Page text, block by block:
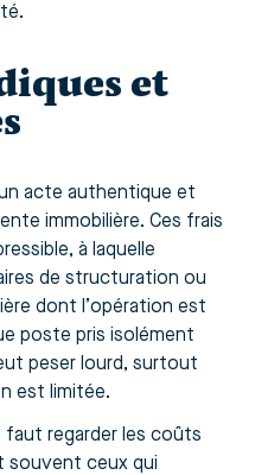
et
acte authentique et
immobilière. Ces frais
à laquelle
de structuration ou
dont l’opération est
poste pris isolément
peser lourd, surtout
est limitée.
faut regarder les coûts
souvent ceux qui